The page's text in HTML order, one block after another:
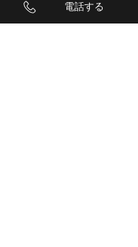
ＩＧＬＡ２+
電話する